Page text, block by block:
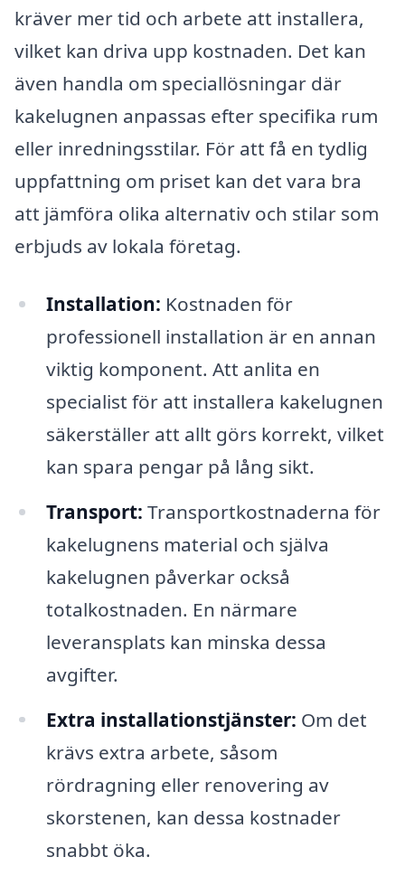
kräver mer tid och arbete att installera,
vilket kan driva upp kostnaden. Det kan
även handla om speciallösningar där
kakelugnen anpassas efter specifika rum
eller inredningsstilar. För att få en tydlig
uppfattning om priset kan det vara bra
att jämföra olika alternativ och stilar som
erbjuds av lokala företag.
Installation: Kostnaden för
professionell installation är en annan
viktig komponent. Att anlita en
specialist för att installera kakelugnen
säkerställer att allt görs korrekt, vilket
kan spara pengar på lång sikt.
Transport: Transportkostnaderna för
kakelugnens material och själva
kakelugnen påverkar också
totalkostnaden. En närmare
leveransplats kan minska dessa
avgifter.
Extra installationstjänster: Om det
krävs extra arbete, såsom
rördragning eller renovering av
skorstenen, kan dessa kostnader
snabbt öka.